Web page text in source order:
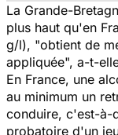
La Grande-
plus haut qu'en
g/l), "obtient de
appliquée", a-t-
En France, une
au minimum un
conduire, c'est-à-
probatoire d'un